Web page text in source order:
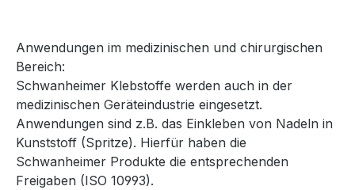
Anwendungen im medizinischen und chirurgischen
Bereich:
Schwanheimer Klebstoffe werden auch in der
medizinischen Geräteindustrie eingesetzt.
Anwendungen sind z.B. das Einkleben von Nadeln in
Kunststoff (Spritze). Hierfür haben die
Schwanheimer Produkte die entsprechenden
Freigaben (ISO 10993).